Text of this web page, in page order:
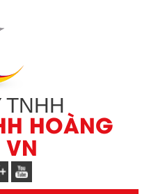
TNHH
HOÀNG
VN